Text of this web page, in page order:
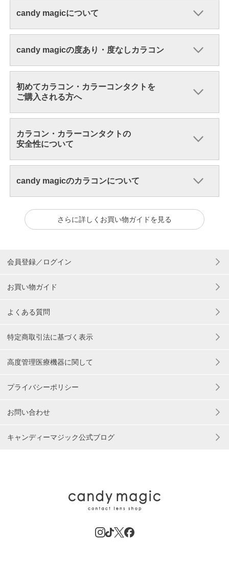
candy magicについて
candy magicの度あり・度なしカラコン
初めてカラコン・カラーコンタクトを
ご購入される方へ
カラコン・カラーコンタクトの
安全性について
candy magicのカラコンについて
さらに詳しくお買い物ガイドを見る
会員登録／ログイン
お買い物ガイド
よくある質問
特定商取引法に基づく表示
高度管理医療機器に関して
プライバシーポリシー
お問い合わせ
キャンディーマジック公式ブログ